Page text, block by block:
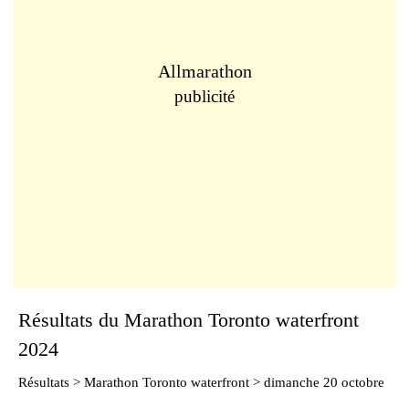
Allmarathon
publicité
Résultats du Marathon Toronto waterfront
2024
Résultats > Marathon Toronto waterfront > dimanche 20 octobre